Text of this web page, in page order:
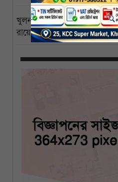
খুলনা বিশ্ববিদ্যালয়ের
রায়ের নামে নামকরণের দাবি